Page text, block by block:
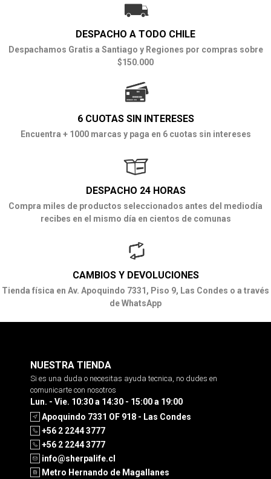
DESPACHO A TODO CHILE
Despachamos Gratis a Santiago y Regiones por compras sobre
$150.000
6 CUOTAS SIN INTERESES
Encuentra + 1000 marcas y paga en 6 cuotas sin intereses
DESPACHO 24 HORAS
Compra miles de productos seleccionados antes del mediodía
recibes en el mismo día en cientos de comunas
CAMBIOS Y DEVOLUCIONES
Tienda física en Av. Apoquindo 7331, Piso 9, Las Condes o a través
de WhatsApp
NUESTRA TIENDA
Si es una duda o necesitas ayuda tecnica, no dudes en
comunicarte con nosotros
Lun. - Vie. 10:30 a 14:30 - 15:00 a 19:00
Apoquindo 7331 OF 918 - Las Condes
+56 2 2244 3777
+56 2 2244 3777
info@sherpalife.cl
Metro Hernando de Magallanes